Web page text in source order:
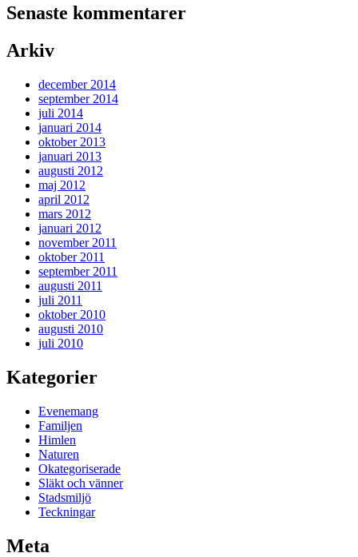
Senaste kommentarer
Arkiv
december 2014
september 2014
juli 2014
januari 2014
oktober 2013
januari 2013
augusti 2012
maj 2012
april 2012
mars 2012
januari 2012
november 2011
oktober 2011
september 2011
augusti 2011
juli 2011
oktober 2010
augusti 2010
juli 2010
Kategorier
Evenemang
Familjen
Himlen
Naturen
Okategoriserade
Släkt och vänner
Stadsmiljö
Teckningar
Meta